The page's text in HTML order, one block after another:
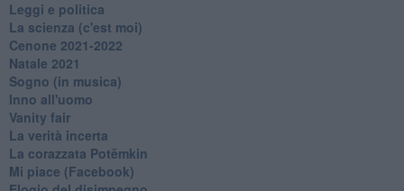
Leggi e politica
La scienza (c'est moi)
Cenone 2021-2022
Natale 2021
Sogno (in musica)
Inno all'uomo
Vanity fair
La verità incerta
La corazzata Potëmkin
Mi piace (Facebook)